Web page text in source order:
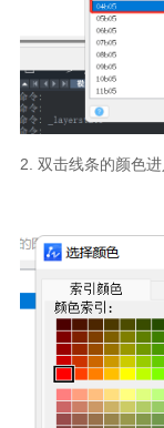
2. 双击线条的颜色